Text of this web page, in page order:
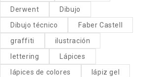
Derwent
Dibujo
Dibujo técnico
Faber Castell
graffiti
ilustración
lettering
Lápices
lápices de colores
lápiz gel